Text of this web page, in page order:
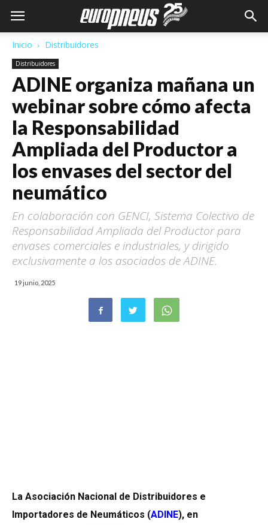
Inicio Distribuidores
Distribuidores
ADINE organiza mañana un
webinar sobre cómo afecta
la Responsabilidad
Ampliada del Productor a
los envases del sector del
neumático
En colaboración con GENCI, Sistema Colectivo de
Responsabilidad Ampliada del Productor para
envases comerciales e industriales, y dirigido
exclusivamente a los asociados de ADINE.
19 junio, 2025
La Asociación Nacional de Distribuidores e
Importadores de Neumáticos (ADINE), en